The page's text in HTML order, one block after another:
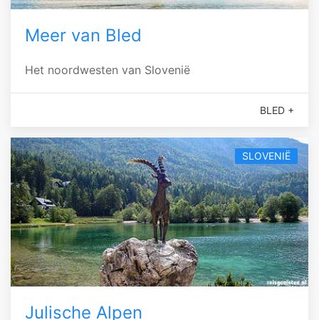
Meer van Bled
Het noordwesten van Slovenië
BLED +
SLOVENIË
Julische Alpen